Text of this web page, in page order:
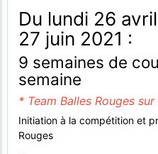
Du lundi 26
27 juin 2021 :
9 semaines de
semaine
* Team Balles Rouges
Initiation à la compétition et
Rouges